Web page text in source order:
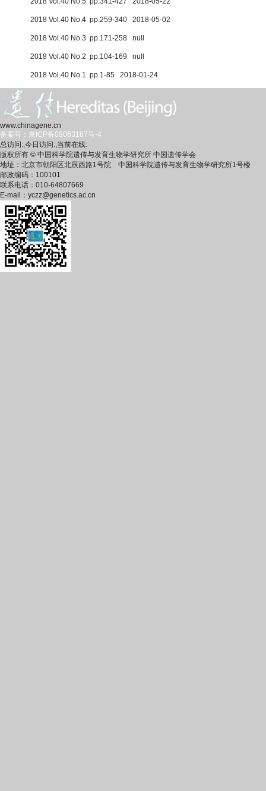
2018 Vol.40 No.4 pp.259-340 2018-05-02
2018 Vol.40 No.3 pp.171-258 null
2018 Vol.40 No.2 pp.104-169 null
2018 Vol.40 No.1 pp.1-85 2018-01-24
www.chinagene.cn
备案号：京ICP备09063187号-4
总访问:,今日访问:,当前在线:
版权所有 © 中国科学院遗传与发育生物学研究所 中国遗传学会
地址：北京市朝阳区北辰西路1号院 中国科学院遗传与发育生物学研究所1号楼
邮政编码：100101
联系电话：010-64807669
E-mail：yczz@genetics.ac.cn